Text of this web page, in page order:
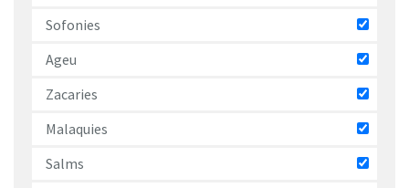
Sofonies
Ageu
Zacaries
Malaquies
Salms